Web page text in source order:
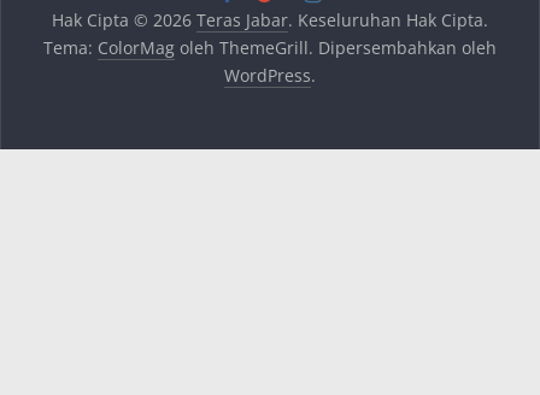
Hak Cipta © 2026 Teras Jabar. Keseluruhan Hak Cipta.
Tema: ColorMagoleh ThemeGrill. Dipersembahkan oleh
WordPress.